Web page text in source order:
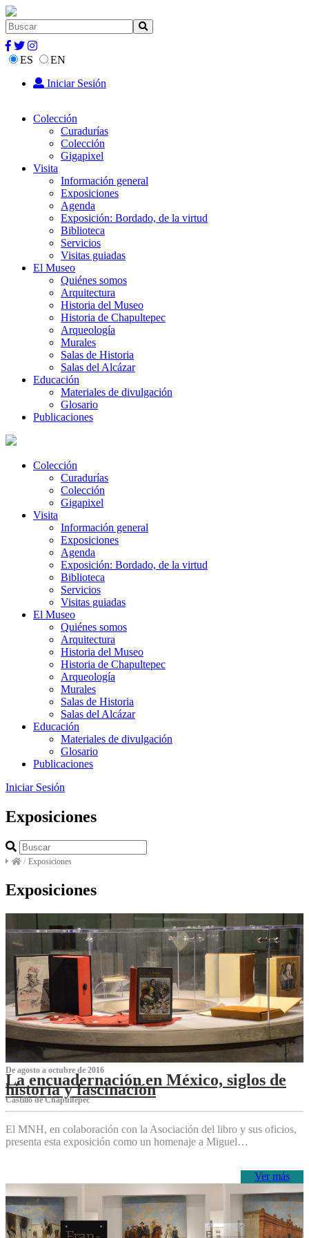
ES
EN
Iniciar Sesión
Colección
Curadurías
Colección
Gigapixel
Visita
Información general
Exposiciones
Agenda
Exposición: Bordado, de la virtud
Biblioteca
Servicios
Visitas guiadas
El Museo
Quiénes somos
Arquitectura
Historia del Museo
Historia de Chapultepec
Arqueología
Murales
Salas de Historia
Salas del Alcázar
Educación
Materiales de divulgación
Glosario
Publicaciones
Colección
Curadurías
Colección
Gigapixel
Visita
Información general
Exposiciones
Agenda
Exposición: Bordado, de la virtud
Biblioteca
Servicios
Visitas guiadas
El Museo
Quiénes somos
Arquitectura
Historia del Museo
Historia de Chapultepec
Arqueología
Murales
Salas de Historia
Salas del Alcázar
Educación
Materiales de divulgación
Glosario
Publicaciones
Iniciar Sesión
Exposiciones
/ Exposiciones
Exposiciones
De agosto a octubre de 2016
La encuadernación en México, siglos de
historia y fascinación
Castillo de Chapultepec
El MNH, en colaboración con la Asociación del libro y sus oficios,
presenta esta exposición como un homenaje a Miguel…
Ver más